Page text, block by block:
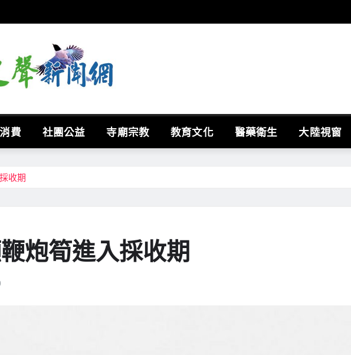
費 社團公益 寺廟宗教 教育文化 醫藥衛生 大陸視窗
收期
炮筍進入採收期